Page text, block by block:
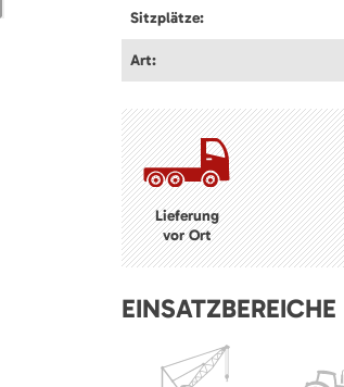
Sitzplätze:
Art:
Lieferung
vor Ort
EINSATZBEREICHE